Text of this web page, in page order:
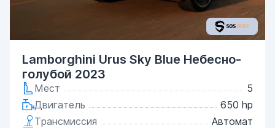
Lamborghini Urus Sky Blue Небесно-
голубой 2023
Мест
5
Двигатель
650 hp
Трансмиссия
Автомат